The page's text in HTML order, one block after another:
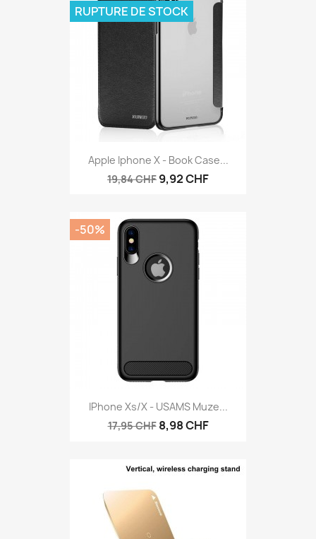
Apple Iphone X - Book Case...
19,84 CHF 9,92 CHF
RUPTURE DE STOCK
IPhone Xs/X - USAMS Muze...
17,95 CHF 8,98 CHF
-50%